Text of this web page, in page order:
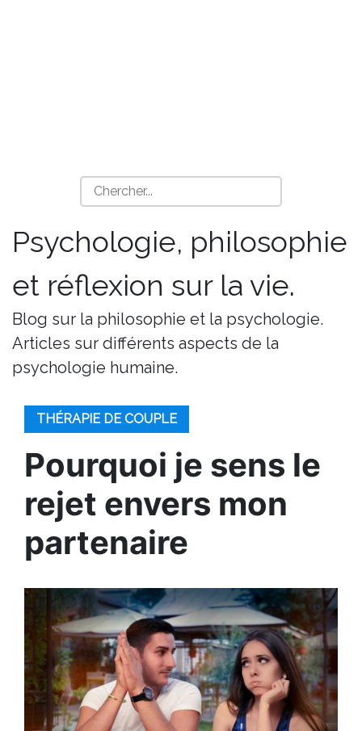
Psychologie, philosophie
et réflexion sur la vie.
Blog sur la philosophie et la psychologie.
Articles sur différents aspects de la
psychologie humaine.
THÉRAPIE DE COUPLE
Pourquoi je sens le
rejet envers mon
partenaire